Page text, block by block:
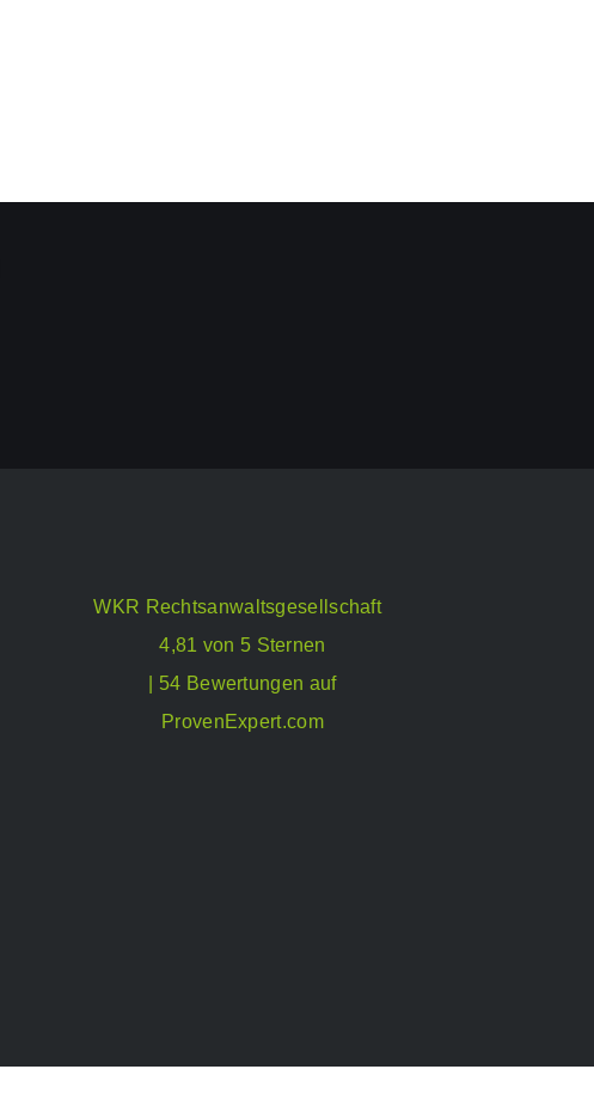
WKR Rechtsanwaltsgesellschaft
4,81 von 5 Sternen
| 54 Bewertungen auf
ProvenExpert.com